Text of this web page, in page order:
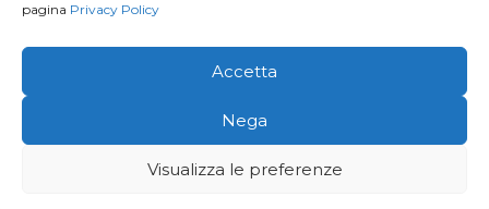
pagina Privacy Policy
Accetta
Nega
Visualizza le preferenze
La voglio!
© 2026 · Buendia Books - P.I 11678260016 | C.F.
MGVFNC86L43L219J |Privacy Policy
Creato e aggiornato con cura daGloweb.it